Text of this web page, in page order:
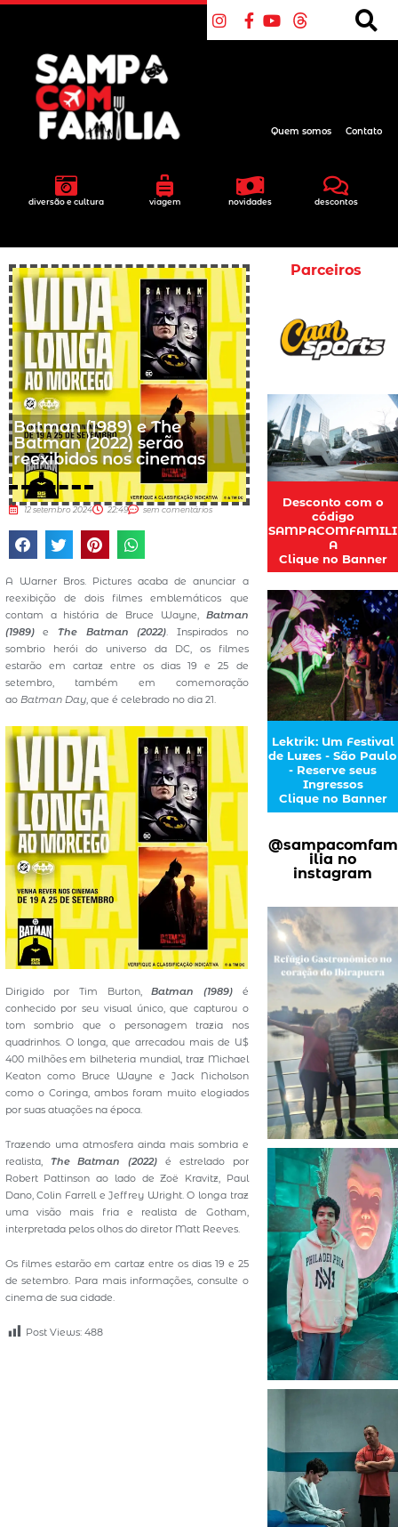
diversão e cultura viagem novidades descontos
Quem somos Contato
Batman (1989) e The
Batman (2022) serão
reexibidos nos cinemas
12 setembro 2024 22:49 sem comentários
A Warner Bros. Pictures acaba de anunciar a
reexibição de dois filmes emblemáticos que
contam a história de Bruce Wayne, Batman
(1989)eThe Batman (2022) . Inspirados no
sombrio herói do universo da DC, os filmes
estarão em cartaz entre os dias 19 e 25 de
setembro, também em comemoração
ao Batman Day, que é celebrado no dia 21.
Dirigido por Tim Burton,Batman (1989)é
conhecido por seu visual único, que capturou o
tom sombrio que o personagem trazia nos
quadrinhos. O longa, que arrecadou mais de U$
400 milhões em bilheteria mundial, traz Michael
Keaton como Bruce Wayne e Jack Nicholson
como o Coringa, ambos foram muito elogiados
por suas atuações na época.
Trazendo uma atmosfera ainda mais sombria e
realista, The Batman (2022) é estrelado por
Robert Pattinson ao lado de Zoë Kravitz, Paul
Dano, Colin Farrell e Jeffrey Wright. O longa traz
uma visão mais fria e realista de Gotham,
interpretada pelos olhos do diretor Matt Reeves.
Os filmes estarão em cartaz entre os dias 19 e 25
de setembro. Para mais informações, consulte o
cinema de sua cidade.
Post Views: 488
Parceiros
Desconto com o
código
SAMPACOMFAMILI
A
Clique no Banner
Lektrik: Um Festival
de Luzes - São Paulo
- Reserve seus
Ingressos
Clique no Banner
@sampacomfam
ilia no
instagram